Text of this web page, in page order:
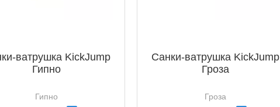
ватрушка KickJump
Гипно
Гипно
Санки-ватрушка KickJump
Гроза
Гроза